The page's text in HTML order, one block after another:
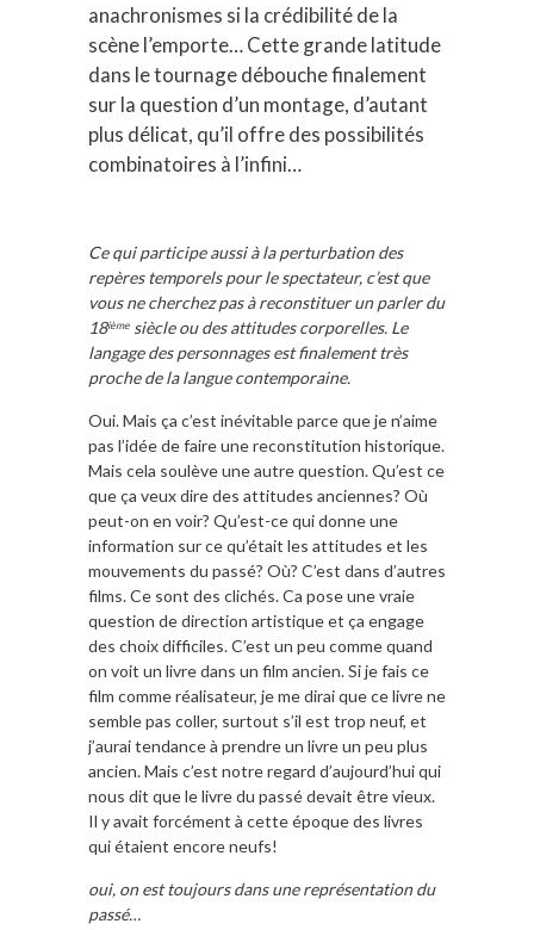
anachronismes si la crédibilité de la
scène l’emporte… Cette grande latitude
dans le tournage débouche finalement
sur la question d’un montage, d’autant
plus délicat, qu’il offre des possibilités
combinatoires à l’infini…
Ce qui participe aussi à la perturbation des
repères temporels pour le spectateur, c’est que
vous ne cherchez pas à reconstituer un parler du
18ième siècle ou des attitudes corporelles. Le
langage des personnages est finalement très
proche de la langue contemporaine.
Oui. Mais ça c’est inévitable parce que je n’aime
pas l’idée de faire une reconstitution historique.
Mais cela soulève une autre question. Qu’est ce
que ça veux dire des attitudes anciennes? Où
peut-on en voir? Qu’est-ce qui donne une
information sur ce qu’était les attitudes et les
mouvements du passé? Où? C’est dans d’autres
films. Ce sont des clichés. Ca pose une vraie
question de direction artistique et ça engage
des choix difficiles. C’est un peu comme quand
on voit un livre dans un film ancien. Si je fais ce
film comme réalisateur, je me dirai que ce livre ne
semble pas coller, surtout s’il est trop neuf, et
j’aurai tendance à prendre un livre un peu plus
ancien. Mais c’est notre regard d’aujourd’hui qui
nous dit que le livre du passé devait être vieux.
Il y avait forcément à cette époque des livres
qui étaient encore neufs!
oui, on est toujours dans une représentation du
passé…